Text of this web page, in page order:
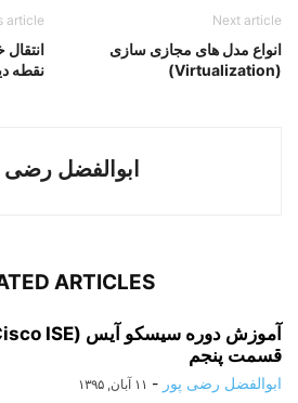
article
نقطه
Next article
انواع مدل های مجازی سازی
(Virtualization)
ابوالفضل رضی
ARTICLES
قسمت پنجم
ابوالفضل رضی پور - ۱۱ آبان, ۱۳۹۵